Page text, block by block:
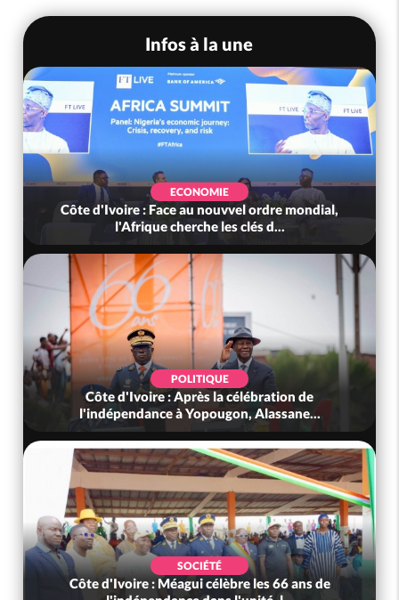
Infos à la une
ECONOMIE
Côte d'Ivoire : Face au nouvvel ordre mondial,
l'Afrique cherche les clés d...
POLITIQUE
Côte d'Ivoire : Après la célébration de
l'indépendance à Yopougon, Alassane...
SOCIÉTÉ
Côte d'Ivoire : Méagui célèbre les 66 ans de